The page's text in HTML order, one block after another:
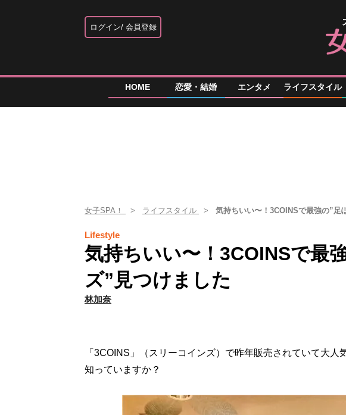
ログイン 会員登録
HOME 恋愛・結婚 エンタメ ライフスタイル
女子SPA！ ライフスタイル 気持ちいい〜！3COINSで最強の”足
Lifestyle
気持ちいい〜！3COINSで最
ズ”見つけました
林加奈
「3COINS」（スリーコインズ）で昨年販売されていて大
知っていますか？